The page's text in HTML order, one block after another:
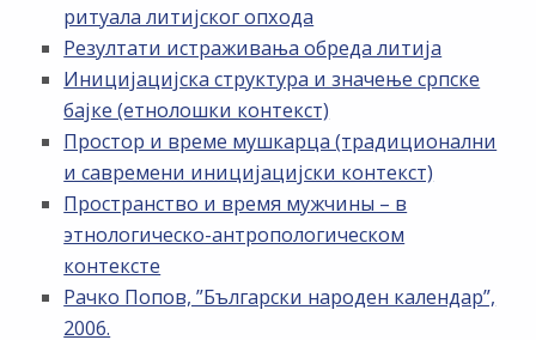
ритуала литијског опхода
Резултати истраживања обреда литија
Иницијацијска структура и значење српске
бајке (етнолошки контекст)
Простор и време мушкарца (традиционални
и савремени иницијацијски контекст)
Пространство и время мужчины – в
этнологическо-антропологическом
контексте
Рачко Попов, ”Български народен календар”,
2006.